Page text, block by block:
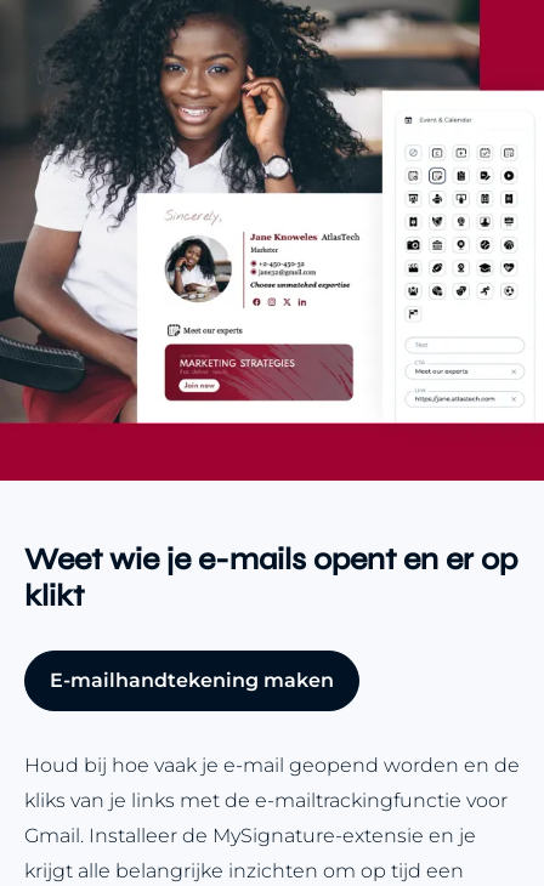
Weet wie je e-mails opent en er op
klikt
E-mailhandtekening maken
Houd bij hoe vaak je e-mail geopend worden en de
kliks van je links met de e-mailtrackingfunctie voor
Gmail. Installeer de MySignature-extensie en je
krijgt alle belangrijke inzichten om op tijd een